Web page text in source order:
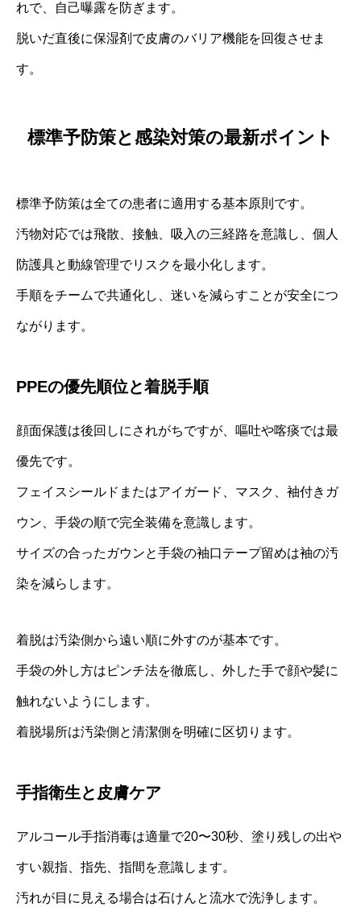
れで、自己曝露を防ぎます。
脱いだ直後に保湿剤で皮膚のバリア機能を回復させま
す。
標準予防策と感染対策の最新ポイント
標準予防策は全ての患者に適用する基本原則です。
汚物対応では飛散、接触、吸入の三経路を意識し、個人
防護具と動線管理でリスクを最小化します。
手順をチームで共通化し、迷いを減らすことが安全につ
ながります。
PPEの優先順位と着脱手順
顔面保護は後回しにされがちですが、嘔吐や喀痰では最
優先です。
フェイスシールドまたはアイガード、マスク、袖付きガ
ウン、手袋の順で完全装備を意識します。
サイズの合ったガウンと手袋の袖口テープ留めは袖の汚
染を減らします。
着脱は汚染側から遠い順に外すのが基本です。
手袋の外し方はピンチ法を徹底し、外した手で顔や髪に
触れないようにします。
着脱場所は汚染側と清潔側を明確に区切ります。
手指衛生と皮膚ケア
アルコール手指消毒は適量で20〜30秒、塗り残しの出や
すい親指、指先、指間を意識します。
汚れが目に見える場合は石けんと流水で洗浄します。